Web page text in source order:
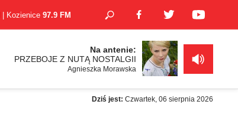
| Kozienice 97.9 FM
Na antenie:
PRZEBOJE Z NUTĄ NOSTALGII
Agnieszka Morawska
Dziś jest: Czwartek, 06 sierpnia 2026